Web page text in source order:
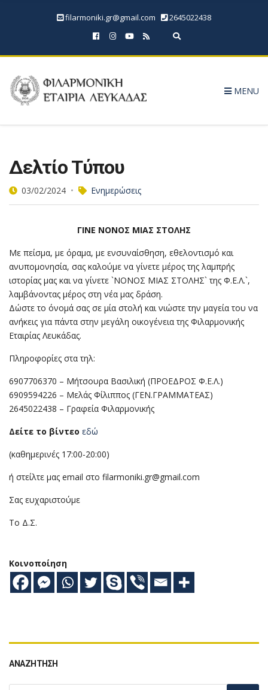
filarmoniki.gr@gmail.com
2645022438
Expand search form
MENU
Δελτίο Τύπου
03/02/2024 Ενημερώσεις
ΓΙΝΕ ΝΟΝΟΣ ΜΙΑΣ ΣΤΟΛΗΣ
Με πείσμα, με όραμα, με ενσυναίσθηση, εθελοντισμό και
ανυπομονησία, σας καλούμε να γίνετε μέρος της λαμπρής
ιστορίας μας και να γίνετε `ΝΟΝΟΣ ΜΙΑΣ ΣΤΟΛΗΣ` της Φ.Ε.Λ.`,
λαμβάνοντας μέρος στη νέα μας δράση.
Δώστε το όνομά σας σε μία στολή και νιώστε την μαγεία του να
ανήκεις για πάντα στην μεγάλη οικογένεια της Φιλαρμονικής
Εταιρίας Λευκάδας.
Πληροφορίες στα τηλ:
6907706370 – Μήτσουρα Βασιλική (ΠΡΟΕΔΡΟΣ Φ.Ε.Λ.)
6909594226 – Μελάς Φίλιππος (ΓΕΝ.ΓΡΑΜΜΑΤΕΑΣ)
2645022438 – Γραφεία Φιλαρμονικής
Δείτε το βίντεο εδώ
(καθημερινές 17:00-20:00)
ή στείλτε μας email στο filarmoniki.gr@gmail.com
Σας ευχαριστούμε
Το Δ.Σ.
Κοινοποίηση
ΑΝΑΖΉΤΗΣΗ